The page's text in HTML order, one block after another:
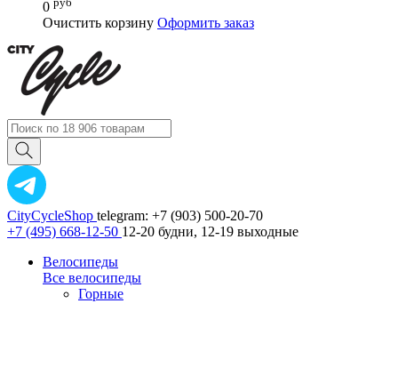
0
Очистить корзину Оформить заказ
CityCycleShop telegram: +7 (903) 500-20-70
+7 (495) 668-12-50 12-20 будни, 12-19 выходные
Велосипеды
Все велосипеды
Горные